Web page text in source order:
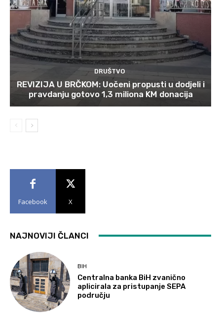
DRUŠTVO
REVIZIJA U BRČKOM: Uočeni propusti u dodjeli i
pravdanju gotovo 1,3 miliona KM donacija
Facebook X
NAJNOVIJI ČLANCI
BIH
Centralna banka BiH zvanično
aplicirala za pristupanje SEPA
području